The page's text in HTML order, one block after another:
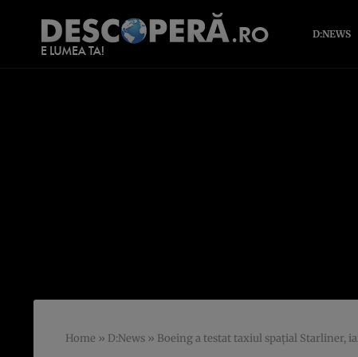
D:NEWS
Home » D:News » Boeing a testat taxiul spaţial Starliner,